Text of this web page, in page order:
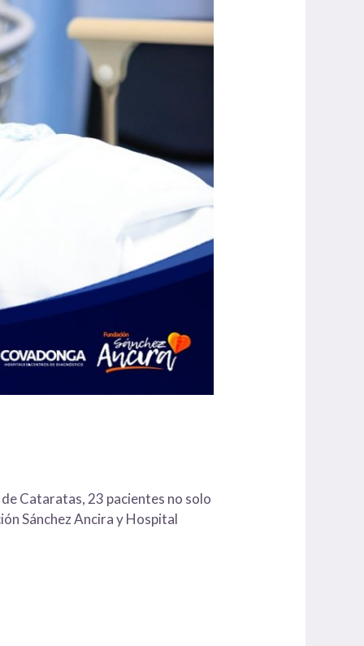
Cataratas, 23 pacientes no solo
Sánchez Ancira y Hospital